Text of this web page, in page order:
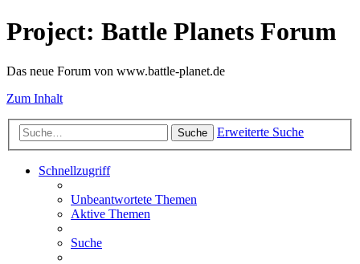
Project: Battle Planets Forum
Das neue Forum von www.battle-planet.de
Zum Inhalt
Suche Erweiterte Suche
Schnellzugriff
Unbeantwortete Themen
Aktive Themen
Suche